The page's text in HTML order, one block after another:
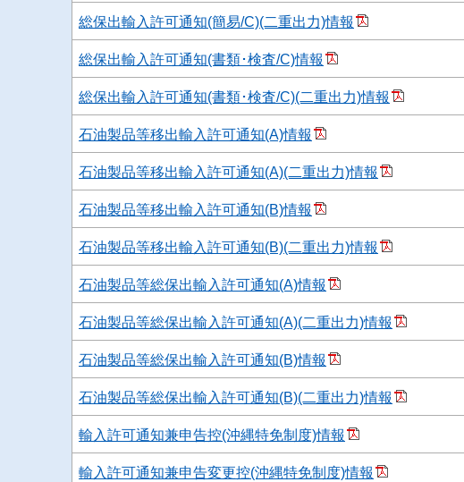
総保出輸入許可通知(簡易/C)(二重出力)情報
総保出輸入許可通知(書類･検査/C)情報
総保出輸入許可通知(書類･検査/C)(二重出力)情報
石油製品等移出輸入許可通知(A)情報
石油製品等移出輸入許可通知(A)(二重出力)情報
石油製品等移出輸入許可通知(B)情報
石油製品等移出輸入許可通知(B)(二重出力)情報
石油製品等総保出輸入許可通知(A)情報
石油製品等総保出輸入許可通知(A)(二重出力)情報
石油製品等総保出輸入許可通知(B)情報
石油製品等総保出輸入許可通知(B)(二重出力)情報
輸入許可通知兼申告控(沖縄特免制度)情報
輸入許可通知兼申告変更控(沖縄特免制度)情報